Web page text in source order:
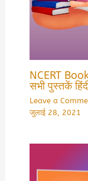
NCERT
सभी पुस्तकें
Leave a
जुलाई 28, 2021